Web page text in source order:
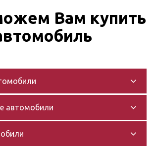
Вам купить
автомобили